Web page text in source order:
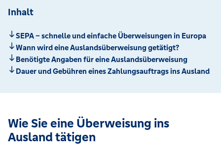
Inhalt
SEPA – schnelle und einfache Überweisungen in Europa
Wann wird eine Auslandsüberweisung getätigt?
Benötigte Angaben für eine Auslandsüberweisung
Dauer und Gebühren eines Zahlungsauftrags ins Ausland
Wie Sie eine Überweisung ins
Ausland tätigen